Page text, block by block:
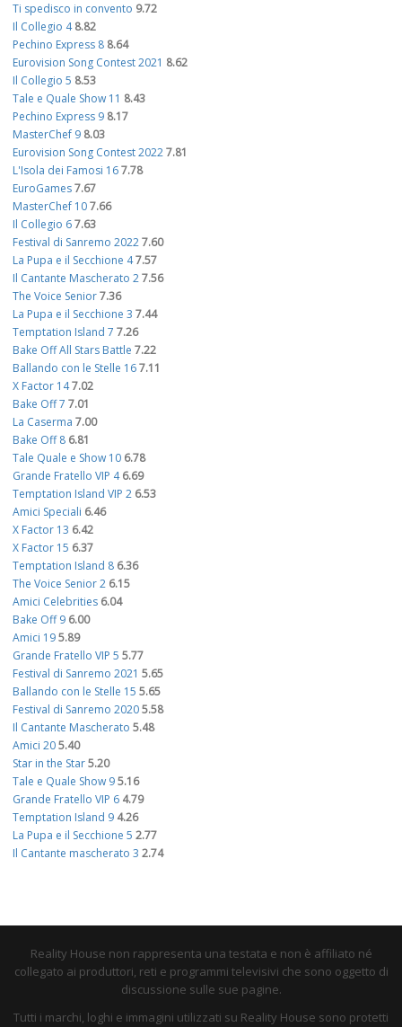
Ti spedisco in convento 9.72
Il Collegio 4 8.82
Pechino Express 8 8.64
Eurovision Song Contest 2021 8.62
Il Collegio 5 8.53
Tale e Quale Show 11 8.43
Pechino Express 9 8.17
MasterChef 9 8.03
Eurovision Song Contest 20227.81
L'Isola dei Famosi 167.78
EuroGames7.67
MasterChef 107.66
Il Collegio 67.63
Festival di Sanremo 20227.60
La Pupa e il Secchione 47.57
Il Cantante Mascherato 27.56
The Voice Senior7.36
La Pupa e il Secchione 3 7.44
Temptation Island 7 7.26
Bake Off All Stars Battle 7.22
Ballando con le Stelle 167.11
X Factor 147.02
Bake Off 7 7.01
La Caserma 7.00
Bake Off 8 6.81
Tale Quale e Show 10 6.78
Grande Fratello VIP 4 6.69
Temptation Island VIP 2 6.53
Amici Speciali 6.46
X Factor 13 6.42
X Factor 15 6.37
Temptation Island 8 6.36
The Voice Senior 2 6.15
Amici Celebrities 6.04
Bake Off 9 6.00
Amici 195.89
Grande Fratello VIP 5 5.77
Festival di Sanremo 2021 5.65
Ballando con le Stelle 15 5.65
Festival di Sanremo 20205.58
Il Cantante Mascherato 5.48
Amici 205.40
Star in the Star5.20
Tale e Quale Show 95.16
Grande Fratello VIP 6 4.79
Temptation Island 9 4.26
La Pupa e il Secchione 5 2.77
Il Cantante mascherato 3 2.74
Reality House non rappresenta una testata e non è affiliato né
collegato ai produttori, reti e programmi televisivi che sono oggetto di
discussione sulle sue pagine.
Tutti i marchi, loghi e immagini utilizzati su Reality House sono protetti